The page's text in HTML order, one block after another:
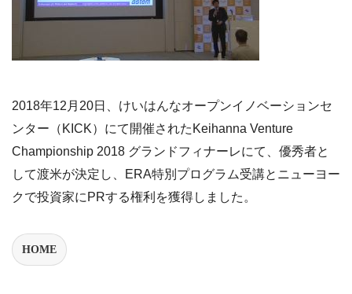
2018年12月20日、けいはんなオープンイノベーションセ
ンター（KICK）にて開催されたKeihanna Venture
Championship 2018 グランドフィナーレにて、優秀者と
して渡米が決定し、ERA特別プログラム受講とニューヨー
クで投資家にPRする権利を獲得しました。
HOME